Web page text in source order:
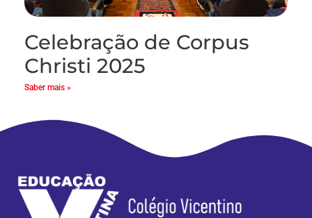
Celebração de Corpus
Christi 2025
Saber mais »